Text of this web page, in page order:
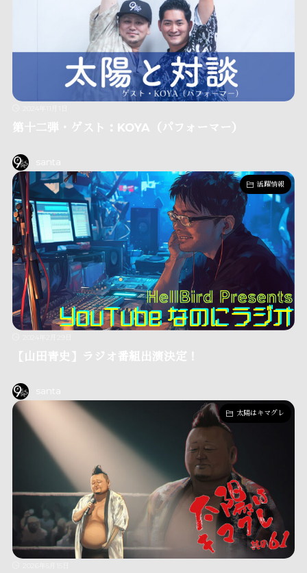
第十二弾・ゲスト：KOYA（パフォーマー）
santa
活躍情報
【山田青史】ラジオ番組出演決定！
santa
太陽はキマグレ